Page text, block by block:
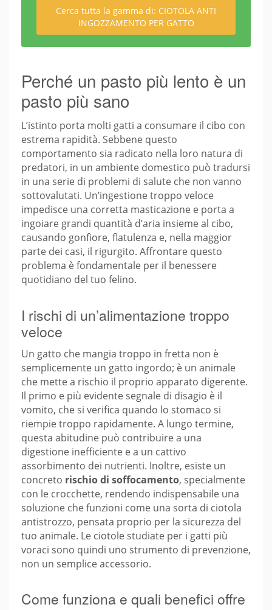
Cerca tutta la gamma di: CIOTOLA ANTI
INGOZZAMENTO PER GATTO
Perché un pasto più lento è un
pasto più sano
L’istinto porta molti gatti a consumare il cibo con
estrema rapidità. Sebbene questo
comportamento sia radicato nella loro natura di
predatori, in un ambiente domestico può tradursi
in una serie di problemi di salute che non vanno
sottovalutati. Un’ingestione troppo veloce
impedisce una corretta masticazione e porta a
ingoiare grandi quantità d’aria insieme al cibo,
causando gonfiore, flatulenza e, nella maggior
parte dei casi, il rigurgito. Affrontare questo
problema è fondamentale per il benessere
quotidiano del tuo felino.
I rischi di un’alimentazione troppo
veloce
Un gatto che mangia troppo in fretta non è
semplicemente un gatto ingordo; è un animale
che mette a rischio il proprio apparato digerente.
Il primo e più evidente segnale di disagio è il
vomito, che si verifica quando lo stomaco si
riempie troppo rapidamente. A lungo termine,
questa abitudine può contribuire a una
digestione inefficiente e a un cattivo
assorbimento dei nutrienti. Inoltre, esiste un
concreto rischio di soffocamento, specialmente
con le crocchette, rendendo indispensabile una
soluzione che funzioni come una sorta di ciotola
antistrozzo, pensata proprio per la sicurezza del
tuo animale. Le ciotole studiate per i gatti più
voraci sono quindi uno strumento di prevenzione,
non un semplice accessorio.
Come funziona e quali benefici offre